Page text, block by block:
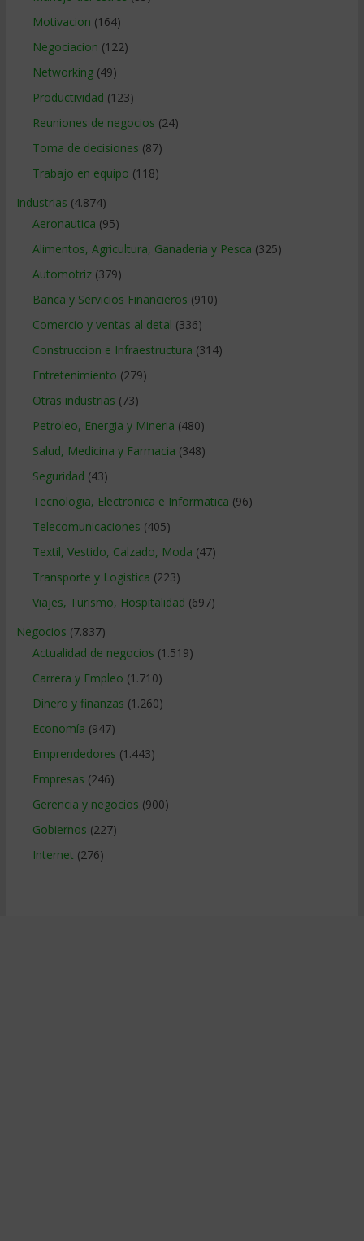
Motivacion (164)
Negociacion (122)
Networking(49)
Productividad (123)
Reuniones de negocios (24)
Toma de decisiones (87)
Trabajo en equipo (118)
Industrias (4.874)
Aeronautica (95)
Alimentos, Agricultura, Ganaderia y Pesca (325)
Automotriz(379)
Banca y Servicios Financieros (910)
Comercio y ventas al detal (336)
Construccion e Infraestructura (314)
Entretenimiento (279)
Otras industrias (73)
Petroleo, Energia y Mineria (480)
Salud, Medicina y Farmacia (348)
Seguridad (43)
Tecnologia, Electronica e Informatica (96)
Telecomunicaciones (405)
Textil, Vestido, Calzado, Moda (47)
Transporte y Logistica (223)
Viajes, Turismo, Hospitalidad (697)
Negocios (7.837)
Actualidad de negocios (1.519)
Carrera y Empleo (1.710)
Dinero y finanzas (1.260)
Economía (947)
Emprendedores (1.443)
Empresas (246)
Gerencia y negocios (900)
Gobiernos (227)
Internet (276)